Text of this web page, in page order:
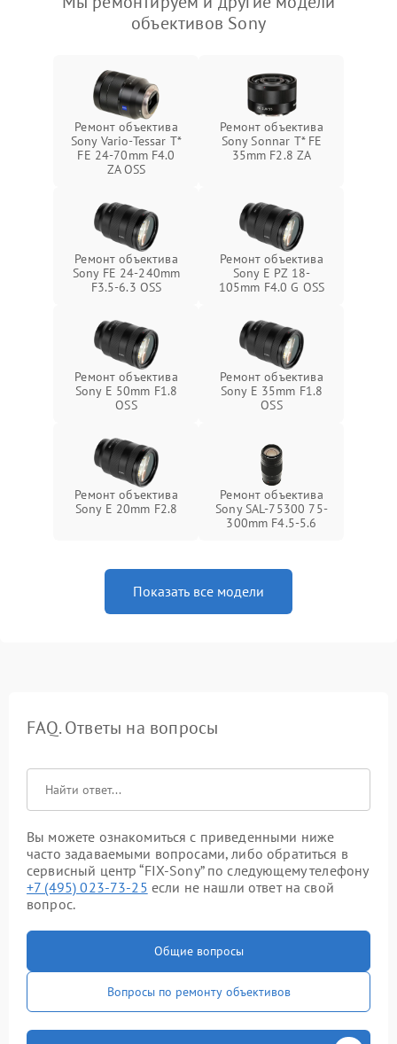
объективов Sony
Ремонт объектива
Sony Vario-Tessar T*
FE 24-70mm F4.0
ZA OSS
Ремонт объектива
Sony Sonnar T* FE
35mm F2.8 ZA
Ремонт объектива
Sony FE 24-240mm
F3.5-6.3 OSS
Ремонт объектива
Sony E PZ 18-
105mm F4.0 G OSS
Ремонт объектива
Sony E 50mm F1.8
OSS
Ремонт объектива
Sony E 35mm F1.8
OSS
Ремонт объектива
Sony E 20mm F2.8
Ремонт объектива
Sony SAL-75300 75-
300mm F4.5-5.6
Показать все модели
FAQ. Ответы на вопросы
Вы можете ознакомиться с приведенными ниже
часто задаваемыми вопросами, либо обратиться в
сервисный центр “FIX-Sony” по следующему телефону
+7 (495) 023-73-25 если не нашли ответ на свой
вопрос.
Общие вопросы
Вопросы по ремонту объективов